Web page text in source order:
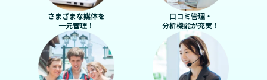
さまざまな媒体を
一元管理！
口コミ管理・
分析機能が充実！